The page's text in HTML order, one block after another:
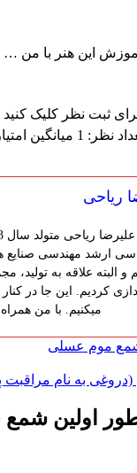
این هنر با من …
ثبت نظر کلیک کنید
نظر: 1 میانگین
ریاحی
ارشد مهندسی صنایع
و البته علاقه به
کردیم. این جا در
میکنیم. با من
موم عسلی
(دروغی به نام
اولین شمع